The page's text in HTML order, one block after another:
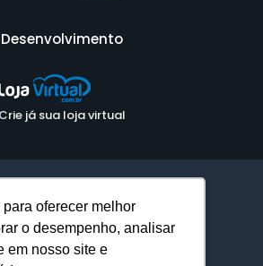
oferecer melhor
o desempenho, analisar
em nosso site e
Desenvolvimento
Crie já sua loja virtual